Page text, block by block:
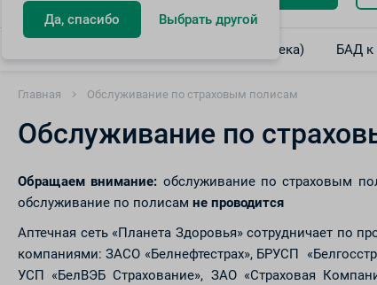
Да, спасибо Выбрать другой
Лекарственные препараты (интернет-аптека) БАД
Главная Обслуживание по страховым полисам
Обслуживание по
Обращаем внимание: обслуживание по страховым
обслуживание по полисам не проводится
Аптечная сеть «Планета Здоровья» сотрудничает по
компаниями: ЗАСО «Белнефтестрах», БРУСП
УСП «БелВЭБ Страхование», ЗАО «Страховая